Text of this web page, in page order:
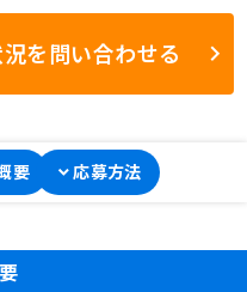
を問い合わせる
要 応募方法